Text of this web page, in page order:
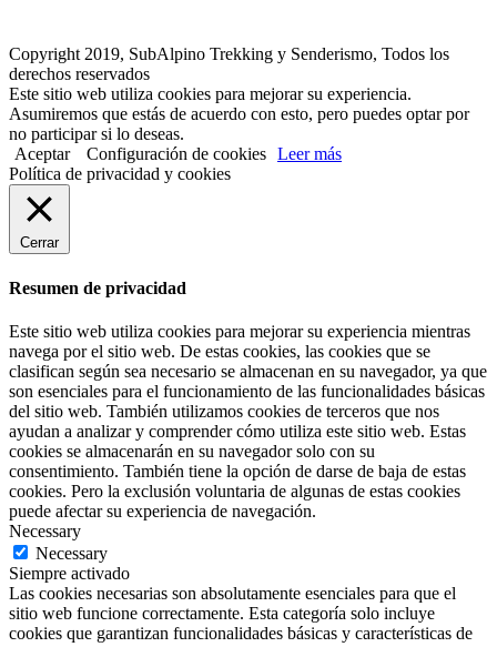
Copyright 2019, SubAlpino Trekking y Senderismo, Todos los
derechos reservados
Este sitio web utiliza cookies para mejorar su experiencia.
Asumiremos que estás de acuerdo con esto, pero puedes optar por
no participar si lo deseas.
Aceptar
Configuración de cookies Leer más
Política de privacidad y cookies
Cerrar
Resumen de privacidad
Este sitio web utiliza cookies para mejorar su experiencia mientras
navega por el sitio web. De estas cookies, las cookies que se
clasifican según sea necesario se almacenan en su navegador, ya que
son esenciales para el funcionamiento de las funcionalidades básicas
del sitio web. También utilizamos cookies de terceros que nos
ayudan a analizar y comprender cómo utiliza este sitio web. Estas
cookies se almacenarán en su navegador solo con su
consentimiento. También tiene la opción de darse de baja de estas
cookies. Pero la exclusión voluntaria de algunas de estas cookies
puede afectar su experiencia de navegación.
Necessary
Necessary
Siempre activado
Las cookies necesarias son absolutamente esenciales para que el
sitio web funcione correctamente. Esta categoría solo incluye
cookies que garantizan funcionalidades básicas y características de